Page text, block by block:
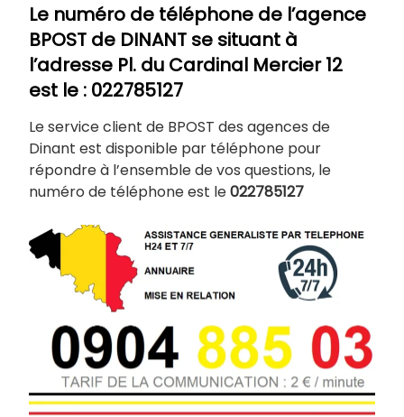
Le numéro de téléphone de l’agence
BPOST de DINANT se situant à
l’adresse Pl. du Cardinal Mercier 12
est le : 022785127
Le service client de BPOST des agences de
Dinant est disponible par téléphone pour
répondre à l’ensemble de vos questions, le
numéro de téléphone est le022785127